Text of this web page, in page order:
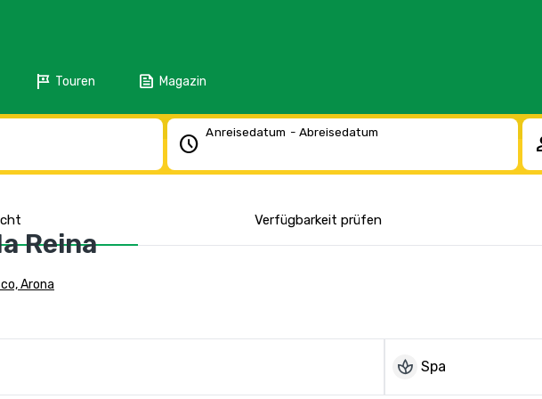
tour Touren feed Magazin
schedule Anreisedatum - Abreisedatum
Verfügbarkeit prüfen
Reina
Arona
spa Spa